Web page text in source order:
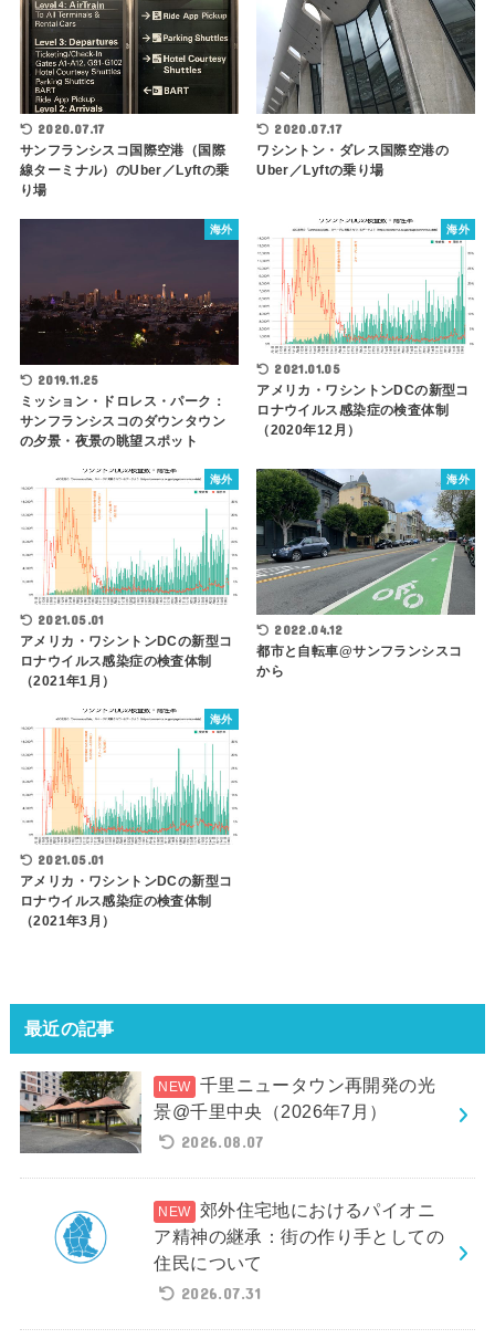
2020.07.17
サンフランシスコ国際空港（国際
線ターミナル）のUber／Lyftの乗
り場
2020.07.17
ワシントン・ダレス国際空港の
Uber／Lyftの乗り場
海外
2019.11.25
ミッション・ドロレス・パーク：
サンフランシスコのダウンタウン
の夕景・夜景の眺望スポット
海外
2021.01.05
アメリカ・ワシントンDCの新型コ
ロナウイルス感染症の検査体制
（2020年12月）
海外
2021.05.01
アメリカ・ワシントンDCの新型コ
ロナウイルス感染症の検査体制
（2021年1月）
海外
2022.04.12
都市と自転車@サンフランシスコ
から
海外
2021.05.01
アメリカ・ワシントンDCの新型コ
ロナウイルス感染症の検査体制
（2021年3月）
最近の記事
千里ニュータウン再開発の光
景@千里中央（2026年7月）
2026.08.07
郊外住宅地におけるパイオニ
ア精神の継承：街の作り手としての
住民について
2026.07.31